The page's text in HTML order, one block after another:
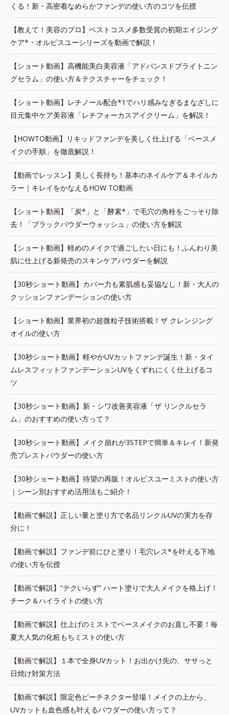
くる！新・高密着なめらかファンデの使い方のコツを伝授
【教えて！美容のプロ】ベストコスメ多数受賞の初期エイジング
ケア*・オルビスユーシリーズを動画で解説！
【ショート動画】高機能美白美容液「アドバンスドブライトニン
グセラム」の使い方＆テクスチャーをチェック！
【ショート動画】レチノール配合*1でハリ感みなぎるまなざしに
目元集中ケア美容液「レチフォーカスアイクリーム」を解説！
【HOWTO動画】リキッドファンデを美しく仕上げる「ベースメ
イクの手順」を徹底解説！
【動画でレッスン】美しく長持ち！基本のネイルケア＆ネイルカ
ラー｜キレイをかなえるHOW TO動画
【ショート動画】「炭*」と「酵素*」で毛穴の角栓をごっそり除
去！「ブラックパウダーウォッシュ」の使い方を解説
【ショート動画】軽めのメイクで過ごしたい日にも！ふんわり美
肌に仕上げる新発売のスキンケアパウダーを解説
【30秒ショート動画】カバー力も素肌感も妥協なし！新・大人の
クッションファンデーションの使い方
【ショート動画】業界初の超微粒子技術搭載！ザ クレンジング
オイルの使い方
【30秒ショート動画】軽やかUVカットファンデ誕生！新・タイ
ムレスフィットファンデーションUVをくずれにくく仕上げるコ
ツ
【30秒ショート動画】新・シワ改善美容液「ザ リンクルセラ
ム」のおすすめの使い方って？
【30秒ショート動画】メイク崩れが3STEPで簡単＆キレイ！新発
売プレストパウダーの使い方
【30秒ショート動画】待望の再販！オルビスユーミストの使い方
｜シーン別おすすめ活用法もご紹介！
【動画で解説】正しい量と塗り方で名品リンクルUVの実力を存
分に！
【動画で解説】ファンデ前にひと塗り！毛穴レス*を叶える下地
の使い方を伝授
【動画で解説】“テクいらず” ハート塗りで大人メイクを格上げ！
チーク＆ハイライトの使い方
【動画で解説】仕上げのミストでベースメイクのお直し不要！毎
夏大人気の化粧もちミストの使い方
【動画で解説】１本で全身UVカット！お出かけ先の、ササっと
日焼け対策方法
【動画で解説】限定色ピーチネクター登場！メイクの上から、
UVカットも血色感も叶えるパウダーの使い方って？